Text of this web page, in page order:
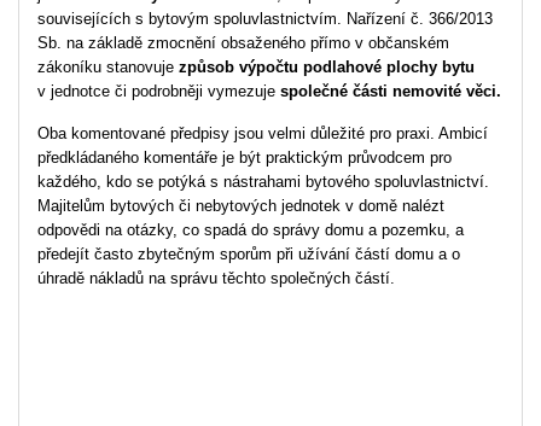
souvisejících s bytovým spoluvlastnictvím. Nařízení č. 366/2013
Sb. na základě zmocnění obsaženého přímo v občanském
zákoníku stanovuje způsob výpočtu podlahové plochy bytu
v jednotce či podrobněji vymezuje společné části nemovité věci.
Oba komentované předpisy jsou velmi důležité pro praxi. Ambicí
předkládaného komentáře je být praktickým průvodcem pro
každého, kdo se potýká s nástrahami bytového spoluvlastnictví.
Majitelům bytových či nebytových jednotek v domě nalézt
odpovědi na otázky, co spadá do správy domu a pozemku, a
předejít často zbytečným sporům při užívání částí domu a o
úhradě nákladů na správu těchto společných částí.